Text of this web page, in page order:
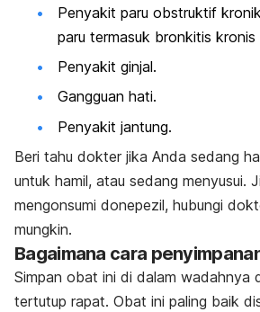
Penyakit paru obstruktif
paru termasuk bronkitis kronis
Penyakit ginjal.
Gangguan hati.
Penyakit jantung.
Beri tahu dokter jika Anda sedang
untuk hamil, atau sedang menyusui.
mengonsumi donepezil, hubungi
mungkin.
Bagaimana cara
Simpan obat ini di dalam wadahnya
tertutup rapat. Obat ini paling baik